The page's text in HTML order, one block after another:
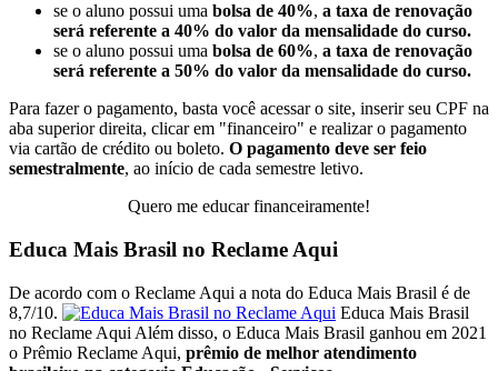
se o aluno possui uma bolsa de 40%, a taxa de renovação
será referente a 40% do valor da mensalidade do curso.
se o aluno possui uma bolsa de 60%, a taxa de renovação
será referente a 50% do valor da mensalidade do curso.
Para fazer o pagamento, basta você acessar o site, inserir seu CPF na
aba superior direita, clicar em "financeiro" e realizar o pagamento
via cartão de crédito ou boleto. O pagamento deve ser feio
semestralmente, ao início de cada semestre letivo.
Quero me educar financeiramente!
Educa Mais Brasil no Reclame Aqui
De acordo com o Reclame Aqui a nota do Educa Mais Brasil é de
8,7/10.
Educa Mais Brasil
no Reclame Aqui Além disso, o Educa Mais Brasil ganhou em 2021
o Prêmio Reclame Aqui, prêmio de melhor atendimento